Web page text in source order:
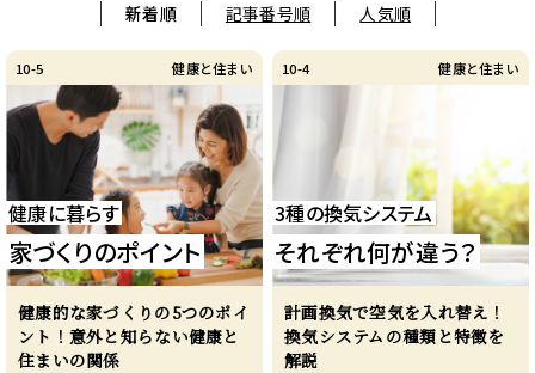
新着順 記事番号順 人気順
10-5 健康と住まい
健康に暮らす
家づくりのポイント
健康的な家づくりの5つのポイ
ント！意外と知らない健康と
住まいの関係
10-4 健康と住まい
3種の換気システム
それぞれ何が違う？
計画換気で空気を入れ替え！
換気システムの種類と特徴を
解説